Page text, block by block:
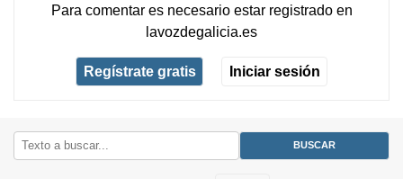
Para comentar es necesario estar registradoen
lavozdegalicia.es
Regístrate gratis Iniciar sesión